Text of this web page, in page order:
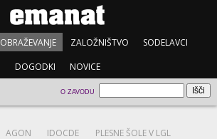
ZALOŽNIŠTVO SODELAVCI
DOGODKI NOVICE
O ZAVODU
AGON IDOCDE
PLESNE ŠOLE V LGL